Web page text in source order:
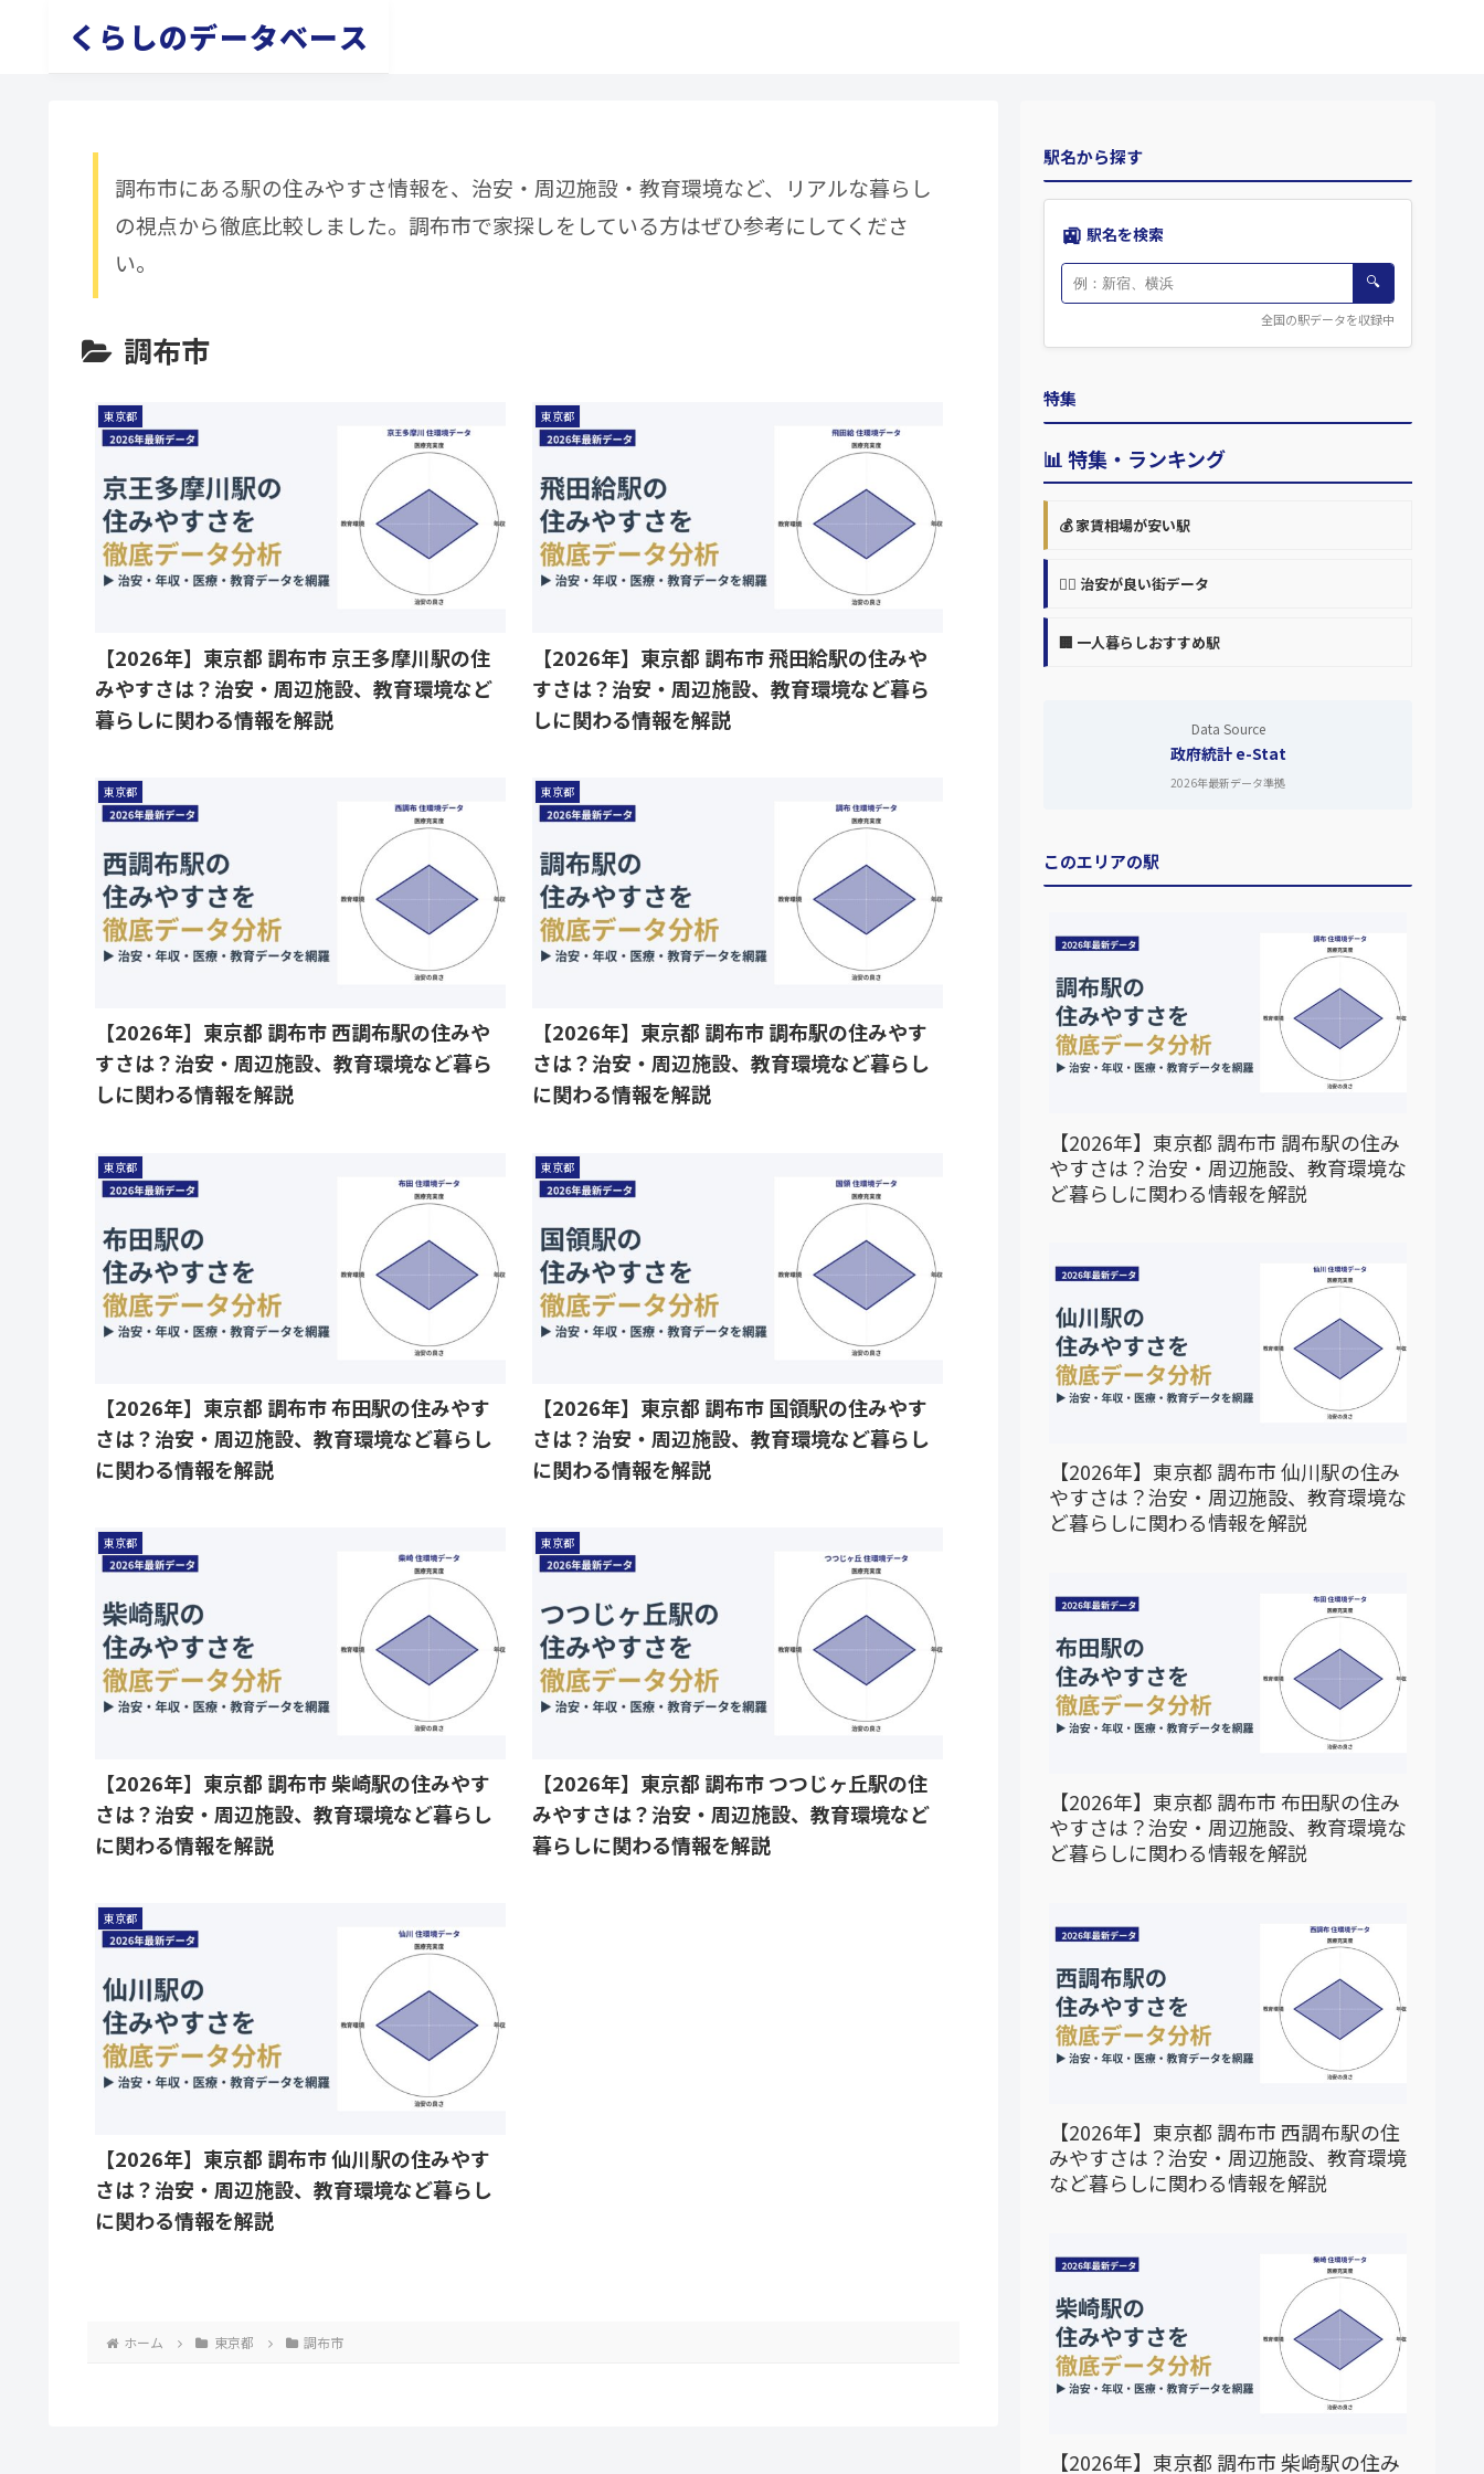
くらしのデータベース
調布市にある駅の住みやすさ情報を、治安・周辺施設・教育環境など、リアルな暮らし
の視点から徹底比較しました。調布市で家探しをしている方はぜひ参考にしてくださ
い。
調布市
東京都
【2026年】東京都 調布市 京王多摩川駅の住
みやすさは？治安・周辺施設、教育環境など
暮らしに関わる情報を解説
東京都
【2026年】東京都 調布市 飛田給駅の住みや
すさは？治安・周辺施設、教育環境など暮ら
しに関わる情報を解説
東京都
【2026年】東京都 調布市 西調布駅の住みや
すさは？治安・周辺施設、教育環境など暮ら
しに関わる情報を解説
東京都
【2026年】東京都 調布市 調布駅の住みやす
さは？治安・周辺施設、教育環境など暮らし
に関わる情報を解説
東京都
【2026年】東京都 調布市 布田駅の住みやす
さは？治安・周辺施設、教育環境など暮らし
に関わる情報を解説
東京都
【2026年】東京都 調布市 国領駅の住みやす
さは？治安・周辺施設、教育環境など暮らし
に関わる情報を解説
東京都
【2026年】東京都 調布市 柴崎駅の住みやす
さは？治安・周辺施設、教育環境など暮らし
に関わる情報を解説
東京都
【2026年】東京都 調布市 つつじヶ丘駅の住
みやすさは？治安・周辺施設、教育環境など
暮らしに関わる情報を解説
東京都
【2026年】東京都 調布市 仙川駅の住みやす
さは？治安・周辺施設、教育環境など暮らし
に関わる情報を解説
ホーム 東京都 調布市
駅名から探す
🚉 駅名を検索
🔍
全国の駅データを収録中
特集
📊 特集・ランキング
💰 家賃相場が安い駅
👮‍♀️ 治安が良い街データ
🏢 一人暮らしおすすめ駅
Data Source
政府統計 e-Stat
2026年最新データ準拠
このエリアの駅
【2026年】東京都 調布市 調布駅の住み
やすさは？治安・周辺施設、教育環境な
ど暮らしに関わる情報を解説
【2026年】東京都 調布市 仙川駅の住み
やすさは？治安・周辺施設、教育環境な
ど暮らしに関わる情報を解説
【2026年】東京都 調布市 布田駅の住み
やすさは？治安・周辺施設、教育環境な
ど暮らしに関わる情報を解説
【2026年】東京都 調布市 西調布駅の住
みやすさは？治安・周辺施設、教育環境
など暮らしに関わる情報を解説
【2026年】東京都 調布市 柴崎駅の住み